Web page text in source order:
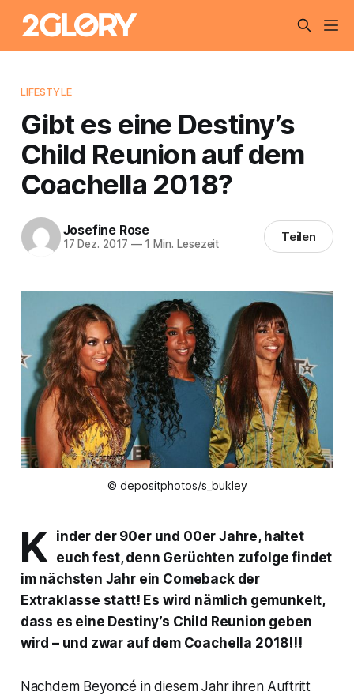
LIFESTYLE
Gibt es eine Destiny’s
Child Reunion auf dem
Coachella 2018?
Josefine Rose
17 Dez. 2017 —1 Min. Lesezeit Teilen
© depositphotos/s_bukley
K inder der 90er und 00er Jahre, haltet
euch fest, denn Gerüchten zufolge findet
im nächsten Jahr ein Comeback der
Extraklasse statt! Es wird nämlich gemunkelt,
dass es eine Destiny’s Child Reunion geben
wird – und zwar auf dem Coachella 2018!!!
Nachdem Beyoncé in diesem Jahr ihren Auftritt